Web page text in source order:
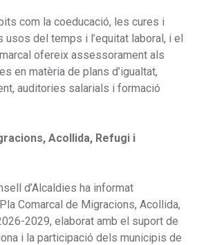
com la coeducació, les cures i
del temps i l’equitat laboral, i el
ofereix assessorament als
en matèria de plans d’igualtat,
auditories salarials i formació
Acollida, Refugi i
d’Alcaldies ha informat
Comarcal de Migracions, Acollida,
2029, elaborat amb el suport de
i la participació dels municipis de